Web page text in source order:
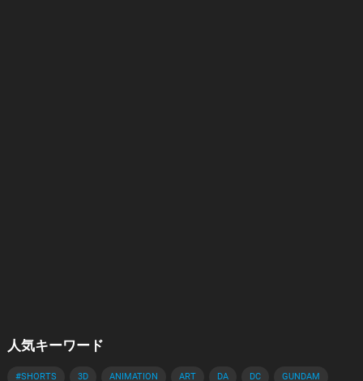
人気キーワード
#SHORTS 3D ANIMATION ART DA DC GUNDAM